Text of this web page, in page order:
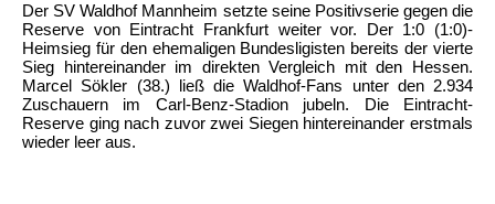
Der SV Waldhof Mannheim setzte seine Positivserie gegen die
Reserve von Eintracht Frankfurt weiter vor. Der 1:0 (1:0)-
Heimsieg für den ehemaligen Bundesligisten bereits der vierte
Sieg hintereinander im direkten Vergleich mit den Hessen.
Marcel Sökler (38.) ließ die Waldhof-Fans unter den 2.934
Zuschauern im Carl-Benz-Stadion jubeln. Die Eintracht-
Reserve ging nach zuvor zwei Siegen hintereinander erstmals
wieder leer aus.